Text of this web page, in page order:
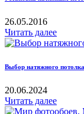
26.05.2016
Читать далее
Выбор натяжного
20.06.2024
Читать далее